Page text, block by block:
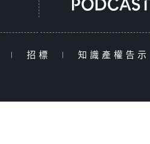
| 招標 | 知識產權告示